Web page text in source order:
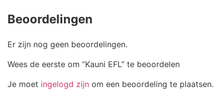
Beoordelingen
Er zijn nog geen beoordelingen.
Wees de eerste om “Kauni EFL” te beoordelen
Je moet ingelogd zijn om een beoordeling te plaatsen.